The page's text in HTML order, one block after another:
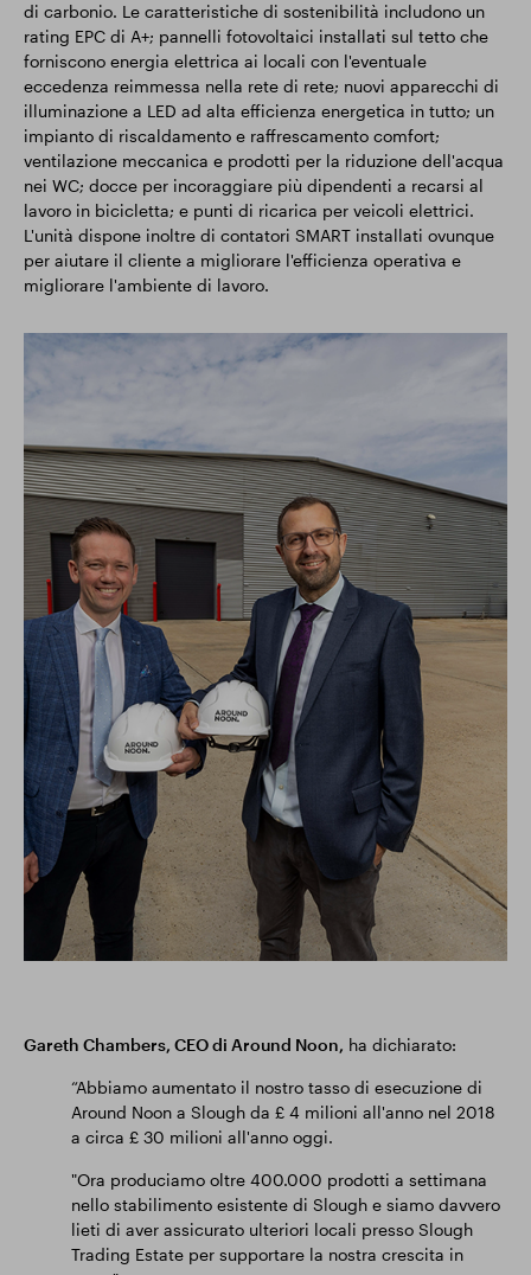
di carbonio. Le caratteristiche di sostenibilità includono un
rating EPC di A+; pannelli fotovoltaici installati sul tetto che
forniscono energia elettrica ai locali con l'eventuale
eccedenza reimmessa nella rete di rete; nuovi apparecchi di
illuminazione a LED ad alta efficienza energetica in tutto; un
impianto di riscaldamento e raffrescamento comfort;
ventilazione meccanica e prodotti per la riduzione dell'acqua
nei WC; docce per incoraggiare più dipendenti a recarsi al
lavoro in bicicletta; e punti di ricarica per veicoli elettrici.
L'unità dispone inoltre di contatori SMART installati ovunque
per aiutare il cliente a migliorare l'efficienza operativa e
migliorare l'ambiente di lavoro.
Gareth Chambers, CEO di Around Noon, ha dichiarato:
“Abbiamo aumentato il nostro tasso di esecuzione di
Around Noon a Slough da £ 4 milioni all'anno nel 2018
a circa £ 30 milioni all'anno oggi.
"Ora produciamo oltre 400.000 prodotti a settimana
nello stabilimento esistente di Slough e siamo davvero
lieti di aver assicurato ulteriori locali presso Slough
Trading Estate per supportare la nostra crescita in